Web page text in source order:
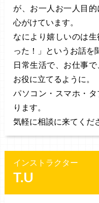
が、お一人お一人目
心がけています。
なにより嬉しいのは
った！」というお話を
日常生活で、お仕事
お役に立てるように。
パソコン・スマホ・
ります。
気軽に相談に来てくだ
インストラクター
T.U